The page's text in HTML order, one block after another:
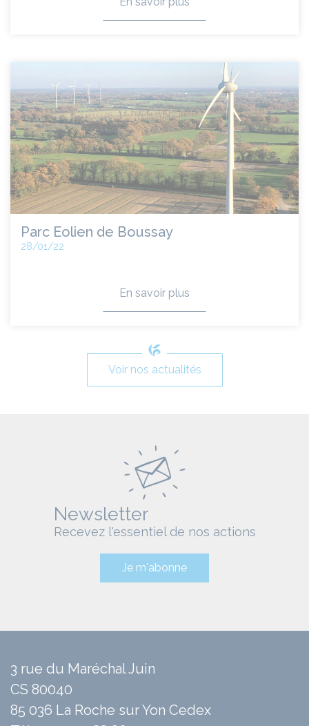
Parc Eolien de Boussay
28/01/22
En savoir plus
Voir nos actualités
Newsletter
Recevez l'essentiel de nos actions
Je m'abonne
3 rue du Maréchal Juin
CS 80040
85 036 La Roche sur Yon Cedex